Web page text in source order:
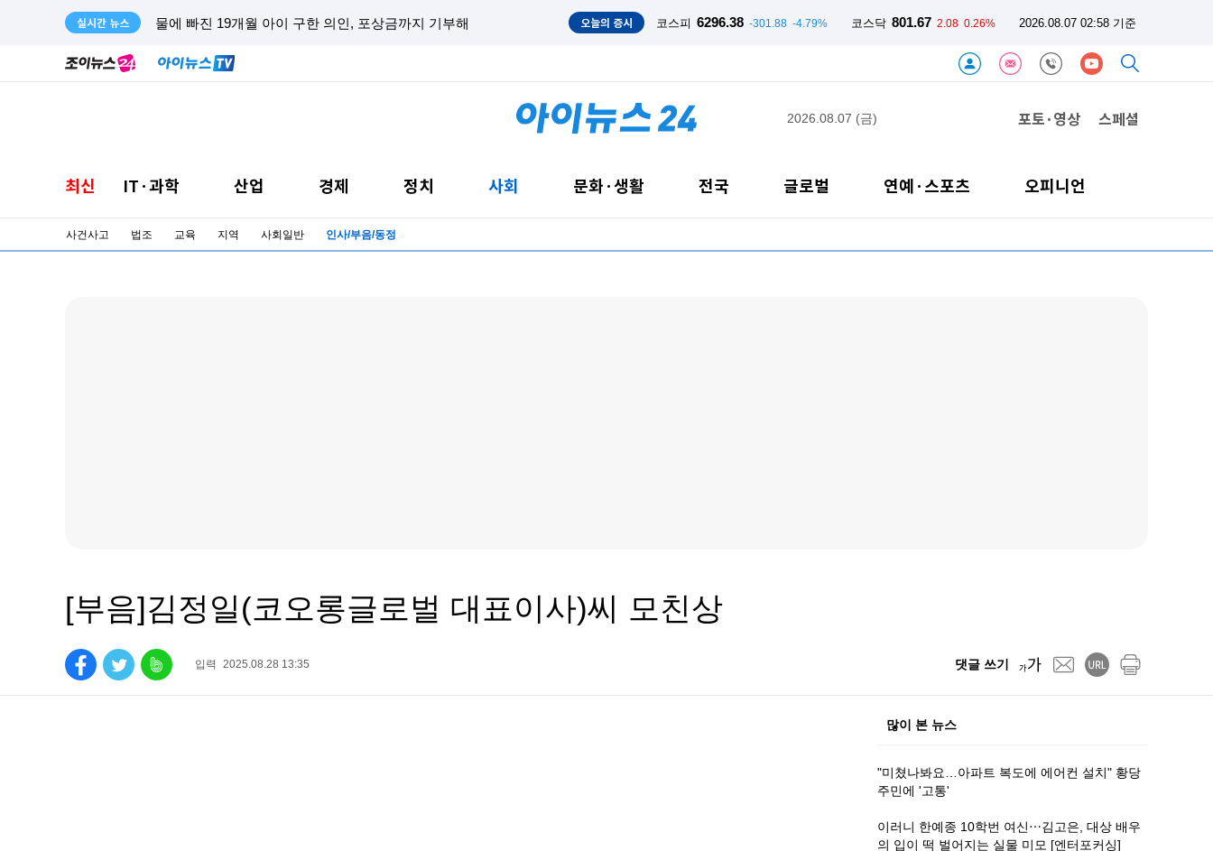
실시간 뉴스 물에 빠진 19개월 아이 구한 의인, 포상금까지 기부해 오늘의 증시 코스피 6296.38 -301.88 -4.79% 코스닥 801.67 2.08 0.26% 2026.08.07 02:58 기준
2026.08.07 (금) 포토·영상 스페셜
최신 IT·과학 산업 경제 정치 사회 문화·생활 전국 글로벌 연예·스포츠 오피니언
사건사고 법조 교육 지역 사회일반 인사/부음/동정
[부음]김정일(코오롱글로벌 대표이사)씨 모친상
입력 2025.08.28 13:35 댓글 쓰기
많이 본 뉴스
"미쳤나봐요…아파트 복도에 에어컨 설치" 황당
주민에 '고통'
이러니 한예종 10학번 여신⋯김고은, 대상 배우
의 입이 떡 벌어지는 실물 미모 [엔터포커싱]